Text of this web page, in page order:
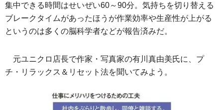
集中できる時間はせいぜい60～90分。気持ちを切り替える
ブレークタイムがあったほうが作業効率や生産性が上がる
というのは多くの脳科学者などが報告済みだ。
元ユニクロ店長で作家・写真家の有川真由美氏に、プ
チ・リラックス＆リセット法を聞いてみよう。